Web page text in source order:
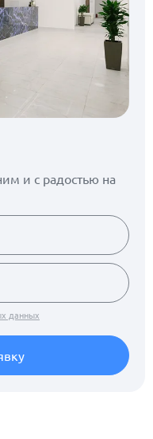
и с радостью на
данных